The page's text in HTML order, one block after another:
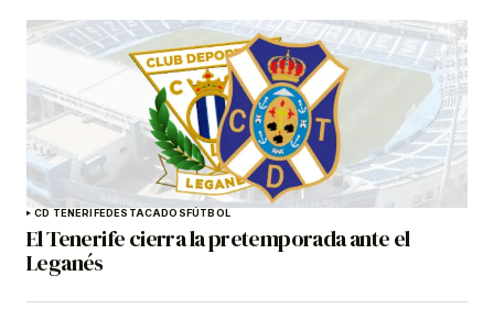
CD TENERIFEDESTACADOSFÚTBOL
El Tenerife cierra la pretemporada ante el
Leganés